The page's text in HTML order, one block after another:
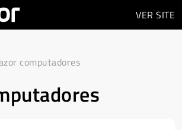
VER SITE
computadores